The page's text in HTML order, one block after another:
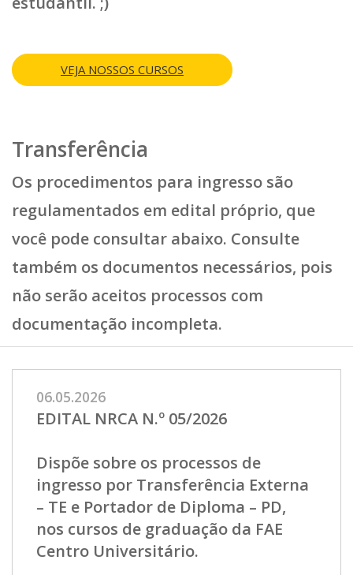
VEJA NOSSOS CURSOS
Transferência
Os procedimentos para ingresso são
regulamentados em edital próprio, que
você pode consultar abaixo. Consulte
também os documentos necessários, pois
não serão aceitos processos com
documentação incompleta.
06.05.2026
EDITAL NRCA N.º 05/2026
Dispõe sobre os processos de
ingresso por Transferência Externa
– TE e Portador de Diploma – PD,
nos cursos de graduação da FAE
Centro Universitário.